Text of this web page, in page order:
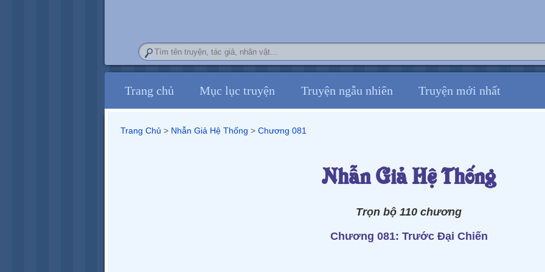
Trang chủ Mục lục truyện Truyện ngẫu nhiên Truyện mới nhất
Trang Chủ > Nhẫn Giả Hệ Thống > Chương 081
Nhẫn Giả Hệ Thống
Trọn bộ 110 chương
Chương 081: Trước Đại Chiến